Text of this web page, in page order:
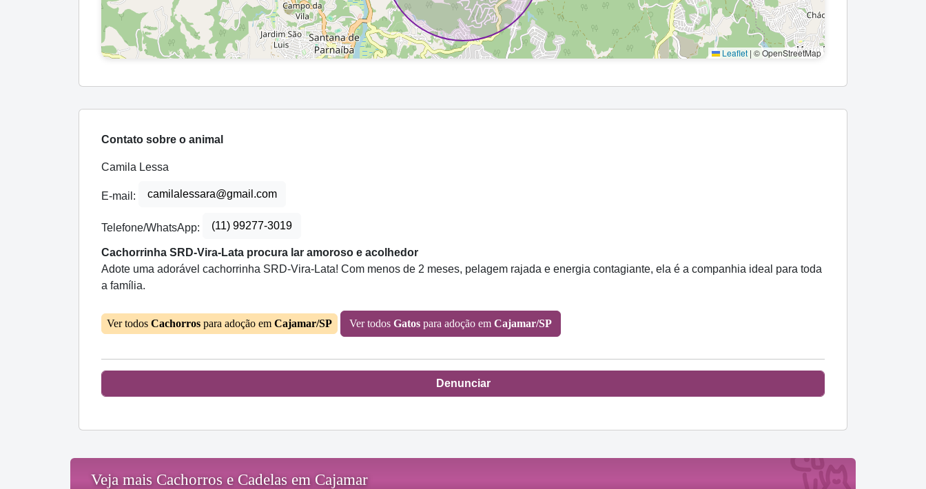
Leaflet | © OpenStreetMap
Contato sobre o animal
Camila Lessa
E-mail: camilalessara@gmail.com
Telefone/WhatsApp: (11) 99277-3019
Cachorrinha SRD-Vira-Lata procura lar amoroso e acolhedor
Adote uma adorável cachorrinha SRD-Vira-Lata! Com menos de 2 meses, pelagem rajada e energia contagiante, ela é a companhia ideal para toda
a família.
Ver todos Cachorros para adoção em Cajamar/SP Ver todos Gatos para adoção em Cajamar/SP
Denunciar
Veja mais Cachorros e Cadelas em Cajamar